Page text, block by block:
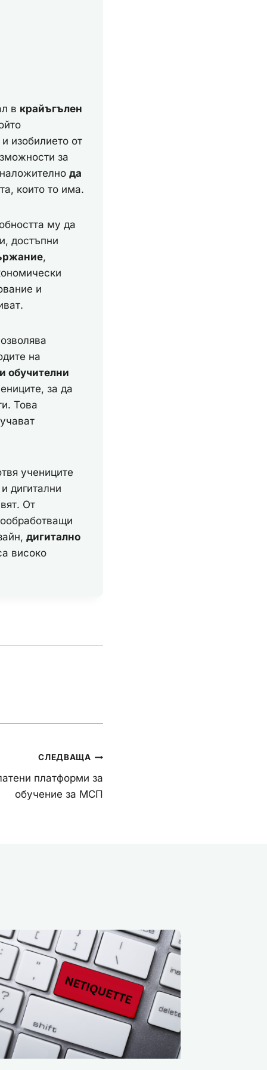
в крайъгълен
изобилието от
за
да
които то има.
му да
достъпни
,
и
на
обучителни
за да
Това
учениците
дигитални
От
дигитално
високо
СЛЕДВАЩА
платформи за
обучение за МСП